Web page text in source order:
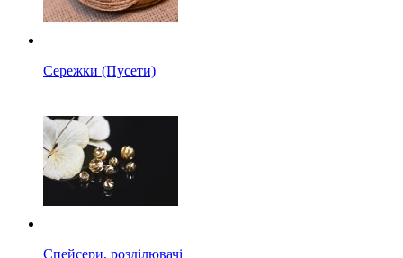
Сережки (Пусети)
Спейсери, розділювачі